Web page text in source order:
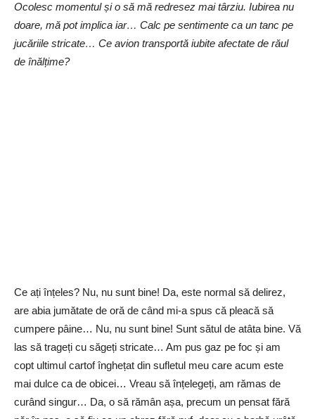
Ocolesc momentul și o să mă redresez mai târziu. Iubirea nu
doare, mă pot implica iar… Calc pe sentimente ca un tanc pe
jucăriile stricate… Ce avion transportă iubite afectate de răul
de înălțime?
Ce ați înțeles? Nu, nu sunt bine! Da, este normal să delirez,
are abia jumătate de oră de când mi-a spus că pleacă să
cumpere pâine… Nu, nu sunt bine! Sunt sătul de atâta bine. Vă
las să trageți cu săgeți stricate… Am pus gaz pe foc și am
copt ultimul cartof înghețat din sufletul meu care acum este
mai dulce ca de obicei… Vreau să înțelegeți, am rămas de
curând singur… Da, o să rămân așa, precum un pensat fără